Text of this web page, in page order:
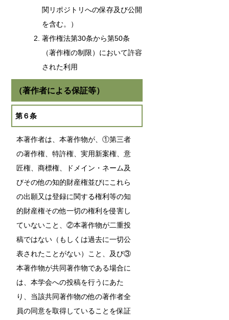
関リポジトリへの保存及び公開
を含む。）
著作権法第30条から第50条
（著作権の制限）において許容
された利用
（著作者による保証等）
第６条
本著作者は、本著作物が、①第三者
の著作権、特許権、実用新案権、意
匠権、商標権、ドメイン・ネーム及
びその他の知的財産権並びにこれら
の出願又は登録に関する権利等の知
的財産権その他一切の権利を侵害し
ていないこと、②本著作物が二重投
稿ではない（もしくは過去に一切公
表されたことがない）こと、及び③
本著作物が共同著作物である場合に
は、本学会への投稿を行うにあた
り、当該共同著作物の他の著作者全
員の同意を取得していることを保証